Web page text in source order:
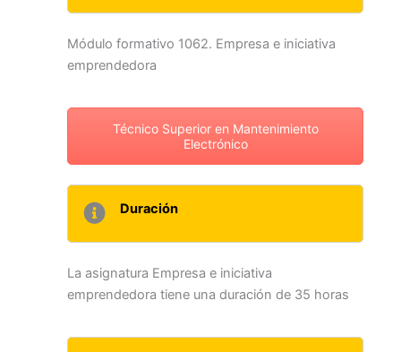
Módulo formativo 1062. Empresa e iniciativa
emprendedora
Técnico Superior en Mantenimiento
Electrónico
Duración
La asignatura Empresa e iniciativa
emprendedora tiene una duración de 35 horas